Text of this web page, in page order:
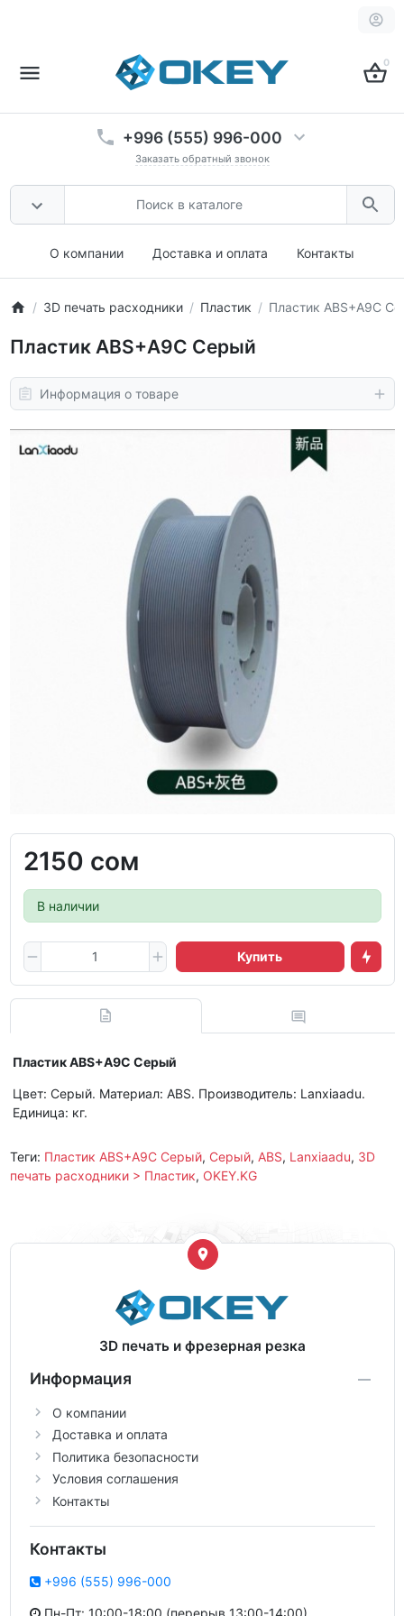
0
+996 (555) 996-000
Заказать обратный звонок
О компании Доставка и оплата Контакты
3D печать расходники Пластик Пластик ABS+A9C
Пластик ABS+A9C Серый
Информация о товаре
2150 сом
В наличии
Купить
Пластик ABS+A9C Серый
Цвет: Серый. Материал: ABS. Производитель: Lanxiaadu.
Единица: кг.
Теги: Пластик ABS+A9C Серый, Серый, ABS, Lanxiaadu, 3D
печать расходники > Пластик, OKEY.KG
3D печать и фрезерная резка
Информация
О компании
Доставка и оплата
Политика безопасности
Условия соглашения
Контакты
Контакты
+996 (555) 996-000